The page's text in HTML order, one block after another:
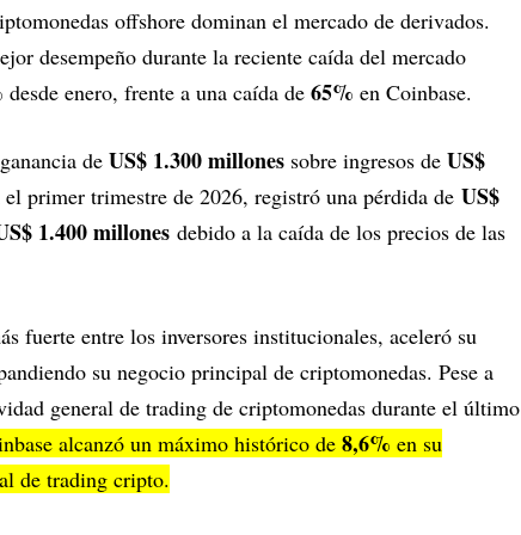
offshore dominan el mercado de derivados.
desempeño durante la reciente caída del mercado
desde enero, frente a una caída de 65% en Coinbase.
de US$ 1.300 millones sobre ingresos de US$
primer trimestre de 2026, registró una pérdida de US$
1.400 millones debido a la caída de los precios de las
fuerte entre los inversores institucionales, aceleró su
su negocio principal de criptomonedas. Pese a
general de trading de criptomonedas durante el último
alcanzó un máximo histórico de 8,6% en su
de trading cripto.